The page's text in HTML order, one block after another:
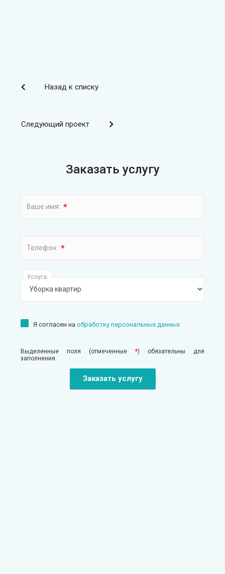
Назад к списку
Следующий проект
Заказать услугу
Ваше имя: *
Телефон: *
Услуга:
Я согласен на обработку персональных данных
Выделенные поля (отмеченные *) обязательны для
заполнения.